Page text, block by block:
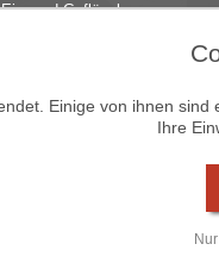
Eier und Geflügel
Düngemittel
Blumen und Zierpflanzen
Einige von ihnen
Ihre